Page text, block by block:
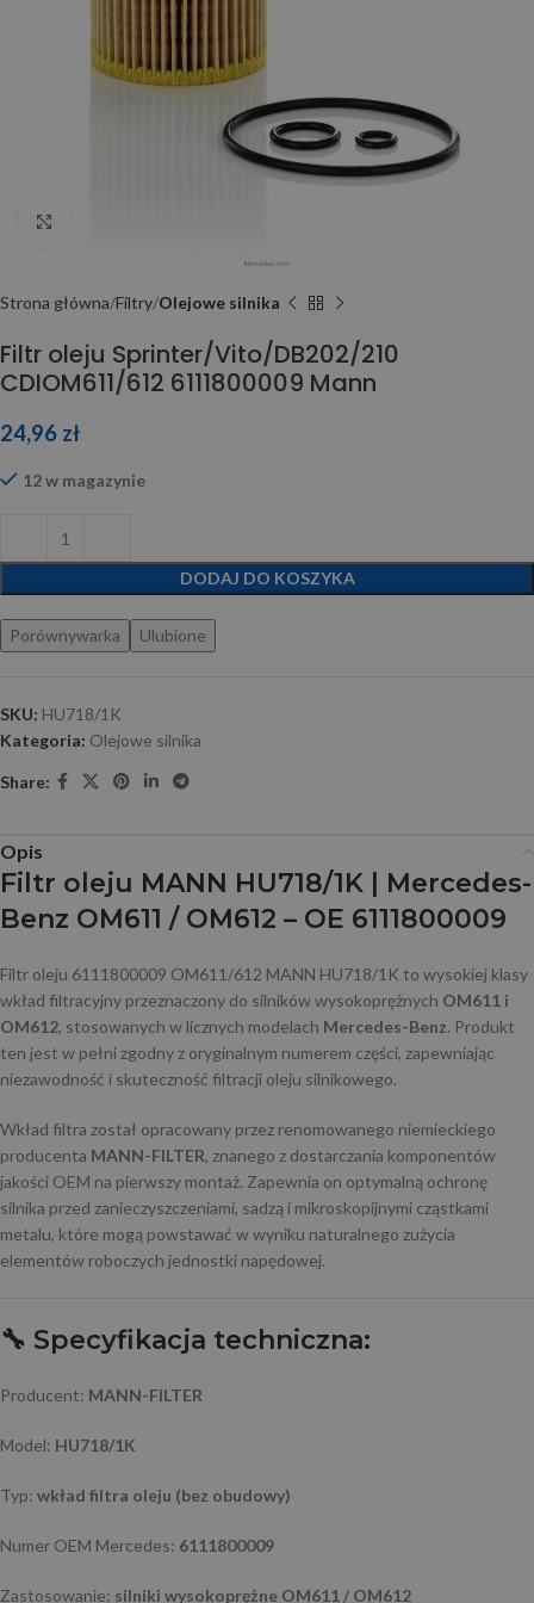
Strona główna Filtry Olejowe silnika
Filtr oleju Sprinter/Vito/DB202/210
CDIOM611/612 6111800009 Mann
24,96 zł
12 w magazynie
DODAJ DO KOSZYKA
Porównywarka Ulubione
SKU: HU718/1K
Kategoria: Olejowe silnika
Share:
Opis
Filtr oleju MANN HU718/1K | Mercedes-
Benz OM611 / OM612 – OE 6111800009
Filtr oleju 6111800009 OM611/612 MANN HU718/1K to wysokiej klasy
wkład filtracyjny przeznaczony do silników wysokoprężnych OM611 i
OM612, stosowanych w licznych modelach Mercedes-Benz. Produkt
ten jest w pełni zgodny z oryginalnym numerem części, zapewniając
niezawodność i skuteczność filtracji oleju silnikowego.
Wkład filtra został opracowany przez renomowanego niemieckiego
producenta MANN-FILTER, znanego z dostarczania komponentów
jakości OEM na pierwszy montaż. Zapewnia on optymalną ochronę
silnika przed zanieczyszczeniami, sadzą i mikroskopijnymi cząstkami
metalu, które mogą powstawać w wyniku naturalnego zużycia
elementów roboczych jednostki napędowej.
🔧 Specyfikacja techniczna:
Producent: MANN-FILTER
Model: HU718/1K
Typ: wkład filtra oleju (bez obudowy)
Numer OEM Mercedes: 6111800009
Zastosowanie: silniki wysokoprężne OM611 / OM612